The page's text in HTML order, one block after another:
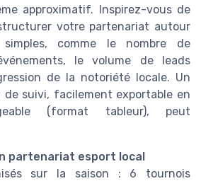
approximatif. Inspirez-vous de
votre partenariat autour
comme le nombre de
le volume de leads
de la notoriété locale. Un
de suivi, facilement exportable en
(format tableur), peut
partenariat esport local
sur la saison : 6 tournois